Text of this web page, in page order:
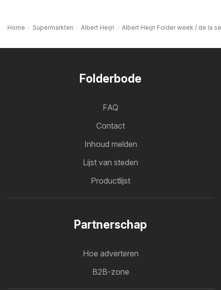
Home Supermarkten Albert Heijn Albert Heijn Folder week / de la
Folderbode
FAQ
Contact
Inhoud melden
Lijst van steden
Productlijst
Partnerschap
Hoe adverteren
B2B-zone